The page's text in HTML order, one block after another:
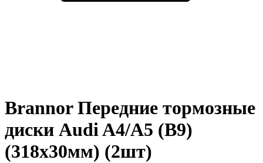
Brannor Передние тормозные
диски Audi A4/A5 (B9)
(318x30мм) (2шт)